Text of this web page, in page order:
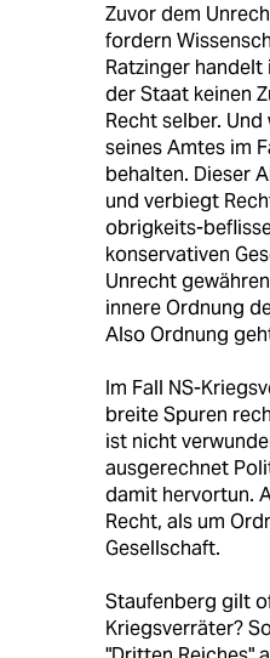
Zuvor dem
fordern
Ratzinger handelt
der Staat keinen
Recht selber.
seines Amtes im
behalten. Dieser
und verbiegt
obrigkeits-
konservativen
Unrecht
innere Ordnung
Also Ordnung
Im Fall NS-
breite Spuren
ist nicht
ausgerechnet
damit hervortun.
Recht, als um
Gesellschaft.
Staufenberg gilt
Kriegsverräter?